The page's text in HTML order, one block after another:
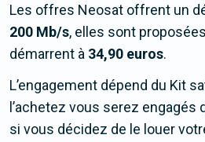
Les offres Neosat offrent un
200 Mb/s, elles sont
démarrent à 34,90 euros.
L’engagement dépend du Kit
l’achetez vous serez engagés
si vous décidez de le louer